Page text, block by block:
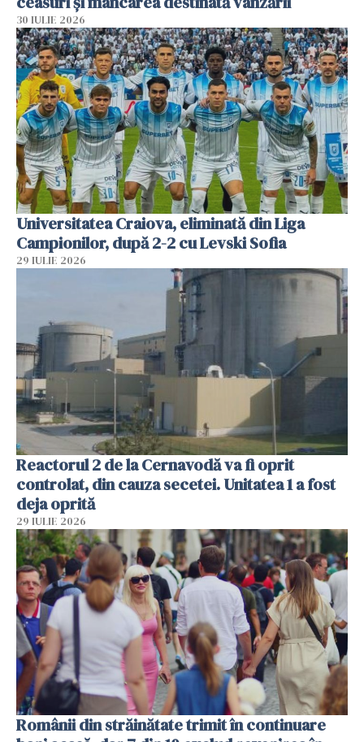
30 IULIE 2026
Universitatea Craiova, eliminată din Liga
Campionilor, după 2-2 cu Levski Sofia
29 IULIE 2026
Reactorul 2 de la Cernavodă va fi oprit
controlat, din cauza secetei. Unitatea 1 a fost
deja oprită
29 IULIE 2026
Românii din străinătate trimit în continuare